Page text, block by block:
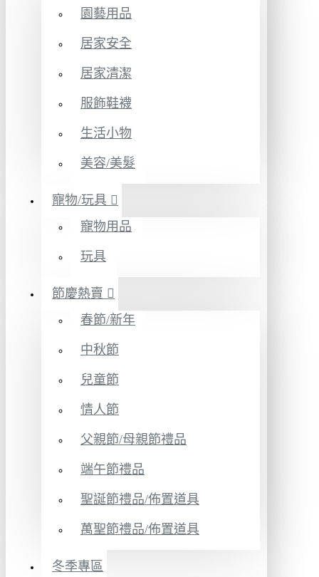
園藝用品
居家安全
居家清潔
服飾鞋襪
生活小物
美容/美髮
寵物/玩具
寵物用品
玩具
節慶熱賣
春節/新年
中秋節
兒童節
情人節
父親節/母親節禮品
端午節禮品
聖誕節禮品/佈置道具
萬聖節禮品/佈置道具
冬季專區